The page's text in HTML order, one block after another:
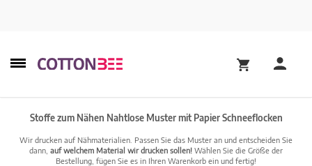
Stoffe zum Nähen Nahtlose Muster mit Papier Schneeflocken
Wir drucken auf Nähmaterialien. Passen Sie das Muster an und entscheiden Sie
dann, auf welchem Material wir drucken sollen! Wählen Sie die Größe der
Bestellung, fügen Sie es in Ihren Warenkorb ein und fertig!